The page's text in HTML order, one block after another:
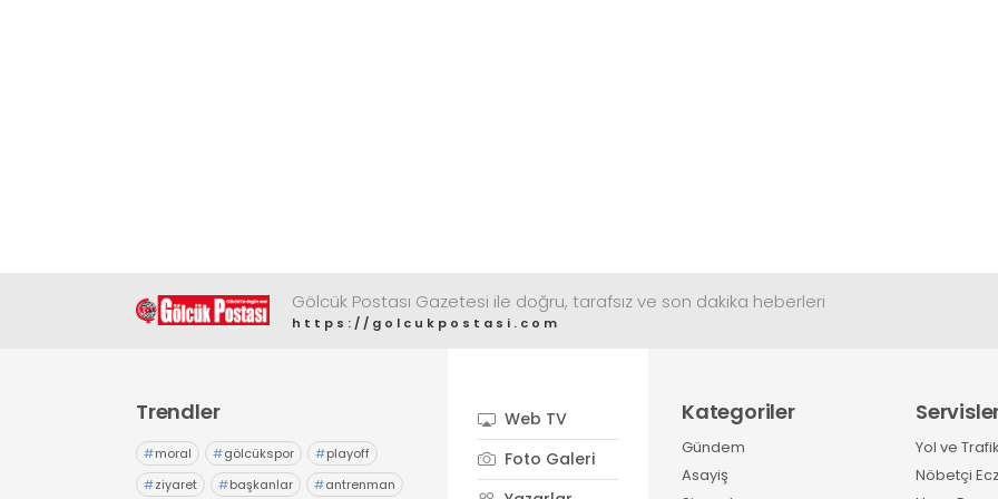
Gölcük Postası Gazetesi ile doğru, tarafsız ve son dakika heberleri
https://golcukpostasi.com
Trendler
#moral #gölcükspor #playoff
#ziyaret #başkanlar #antrenman
Web TV
Foto Galeri
Kategoriler
Gündem
Asayiş
Yol ve
Nöbetçi